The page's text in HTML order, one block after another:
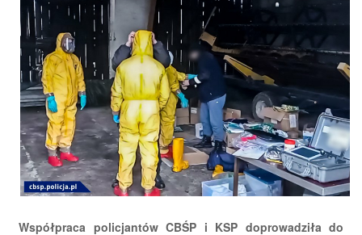
Współpraca policjantów CBŚP i KSP doprowadziła do